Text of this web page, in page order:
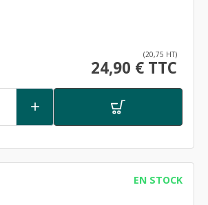
(20,75 HT)
24,90 € TTC

EN STOCK